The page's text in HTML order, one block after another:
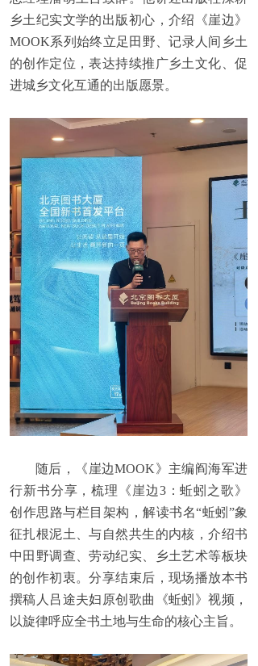
乡土纪实文学的出版初心，介绍《崖边》
MOOK系列始终立足田野、记录人间乡土
的创作定位，表达持续推广乡土文化、促
进城乡文化互通的出版愿景。
随后，《崖边MOOK》主编阎海军进
行新书分享，梳理《崖边3：蚯蚓之歌》
创作思路与栏目架构，解读书名“蚯蚓”象
征扎根泥土、与自然共生的内核，介绍书
中田野调查、劳动纪实、乡土艺术等板块
的创作初衷。分享结束后，现场播放本书
撰稿人吕途夫妇原创歌曲《蚯蚓》视频，
以旋律呼应全书土地与生命的核心主旨。